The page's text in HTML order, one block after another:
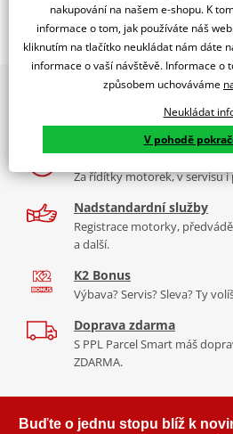
Popis a parametry
Jsme autorizovaný
dealer značky STORMER
Barva
černá
2x multibrand showroom
9 značek motocyklů, servis,
díly, to vše v Praze a Liberci
Více než 30 let zkušeností
Za řídítky motorek, v servisu
Nadstandardní služby
Registrace motorky,
a další.
K2 Bonus
Výbava? Servis? Sleva? Ty
Doprava zdarma
S PPL Parcel Smart máš
ZDARMA.
Buďte o jednu stopu blíž k
nakupování na našem e-shopu. K
informace o tom, jak používáte náš
kliknutím na tlačítko neukládat nám dáte
informace o vaší návštěvě. Informace o
způsobem uchováváme
Neukládat
V pohodě